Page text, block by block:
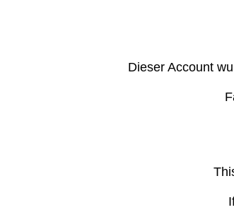
Dieser Account